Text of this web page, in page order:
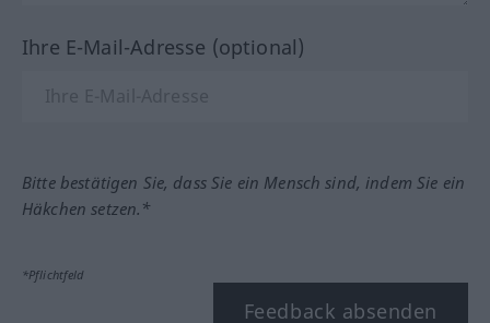
Ihre E-Mail-Adresse (optional)
Bitte bestätigen Sie, dass Sie ein Mensch sind, indem Sie ein
Häkchen setzen.*
*Pflichtfeld
Feedback absenden